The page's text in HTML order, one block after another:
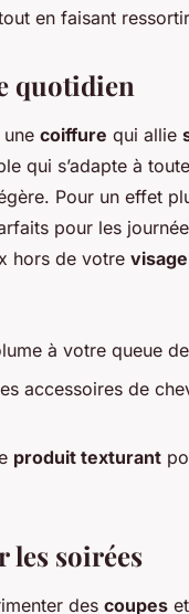
en faisant
quotidien
coiffure qui allie
qui s’adapte à
Pour un effet
pour les
hors de votre visage
à votre queue
accessoires de
produit texturant
les soirées
des coupes et